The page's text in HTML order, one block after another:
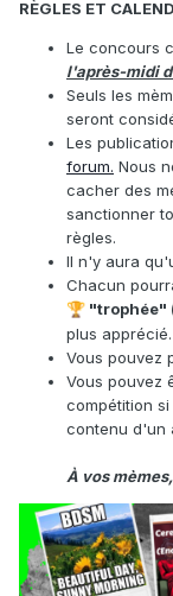
RÈGLES ET
Le concours
l'après-midi
Seuls les
seront
Les
forum. Nous
cacher des
sanctionner
règles.
Il n'y aura
Chacun
🏆 "trophée"
plus apprécié.
Vous pouvez
Vous pouvez
compétition
contenu d'un
À vos